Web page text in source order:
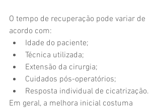
O tempo de recuperação pode variar de
acordo com:
Idade do paciente;
Técnica utilizada;
Extensão da cirurgia;
Cuidados pós-operatórios;
Resposta individual de cicatrização.
Em geral, a melhora inicial costuma